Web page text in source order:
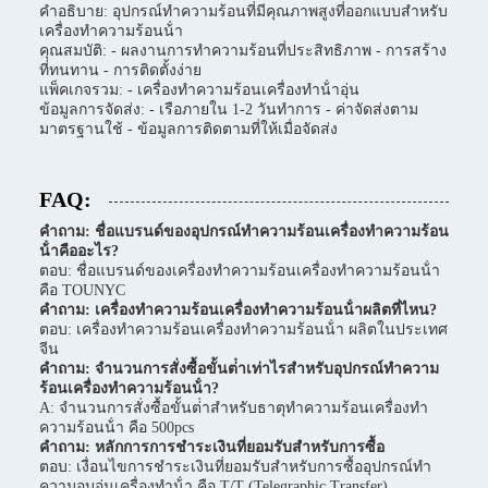
คําอธิบาย: อุปกรณ์ทําความร้อนที่มีคุณภาพสูงที่ออกแบบสําหรับ
เครื่องทําความร้อนน้ํา
คุณสมบัติ: - ผลงานการทําความร้อนที่ประสิทธิภาพ - การสร้าง
ที่ทนทาน - การติดตั้งง่าย
แพ็คเกจรวม: - เครื่องทําความร้อนเครื่องทําน้ําอุ่น
ข้อมูลการจัดส่ง: - เรือภายใน 1-2 วันทําการ - ค่าจัดส่งตาม
มาตรฐานใช้ - ข้อมูลการติดตามที่ให้เมื่อจัดส่ง
FAQ:
คําถาม: ชื่อแบรนด์ของอุปกรณ์ทําความร้อนเครื่องทําความร้อน
น้ําคืออะไร?
ตอบ: ชื่อแบรนด์ของเครื่องทําความร้อนเครื่องทําความร้อนน้ํา
คือ TOUNYC
คําถาม: เครื่องทําความร้อนเครื่องทําความร้อนน้ําผลิตที่ไหน?
ตอบ: เครื่องทําความร้อนเครื่องทําความร้อนน้ํา ผลิตในประเทศ
จีน
คําถาม: จํานวนการสั่งซื้อขั้นต่ําเท่าไรสําหรับอุปกรณ์ทําความ
ร้อนเครื่องทําความร้อนน้ํา?
A: จํานวนการสั่งซื้อขั้นต่ําสําหรับธาตุทําความร้อนเครื่องทํา
ความร้อนน้ํา คือ 500pcs
คําถาม: หลักการการชําระเงินที่ยอมรับสําหรับการซื้อ
ตอบ: เงื่อนไขการชําระเงินที่ยอมรับสําหรับการซื้ออุปกรณ์ทํา